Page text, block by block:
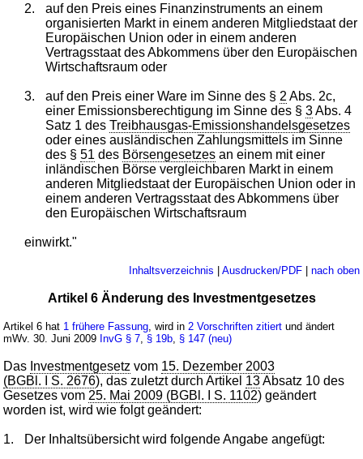
2.
auf den Preis eines Finanzinstruments an einem
organisierten Markt in einem anderen Mitgliedstaat der
Europäischen Union oder in einem anderen
Vertragsstaat des Abkommens über den Europäischen
Wirtschaftsraum oder
3. auf den Preis einer Ware im Sinne des § 2 Abs. 2c,
einer Emissionsberechtigung im Sinne des § 3Abs. 4
Satz 1 des Treibhausgas-Emissionshandelsgesetzes
oder eines ausländischen Zahlungsmittels im Sinne
des § 51 des Börsengesetzesan einem mit einer
inländischen Börse vergleichbaren Markt in einem
anderen Mitgliedstaat der Europäischen Union oder in
einem anderen Vertragsstaat des Abkommens über
den Europäischen Wirtschaftsraum
einwirkt."
Inhaltsverzeichnis | Ausdrucken/PDF| nach oben
Artikel 6 Änderung des Investmentgesetzes
Artikel 6 hat 1 frühere Fassung , wird in 2 Vorschriften zitiert und ändert
mWv. 30. Juni 2009 InvG § 7 § 19b § 147 (neu)
Das Investmentgesetz vom 15. Dezember 2003
(BGBl. I S. 2676), das zuletzt durch Artikel 13Absatz 10 des
Gesetzes vom 25. Mai 2009 (BGBl. I S. 1102) geändert
worden ist, wird wie folgt geändert:
1. Der Inhaltsübersicht wird folgende Angabe angefügt: